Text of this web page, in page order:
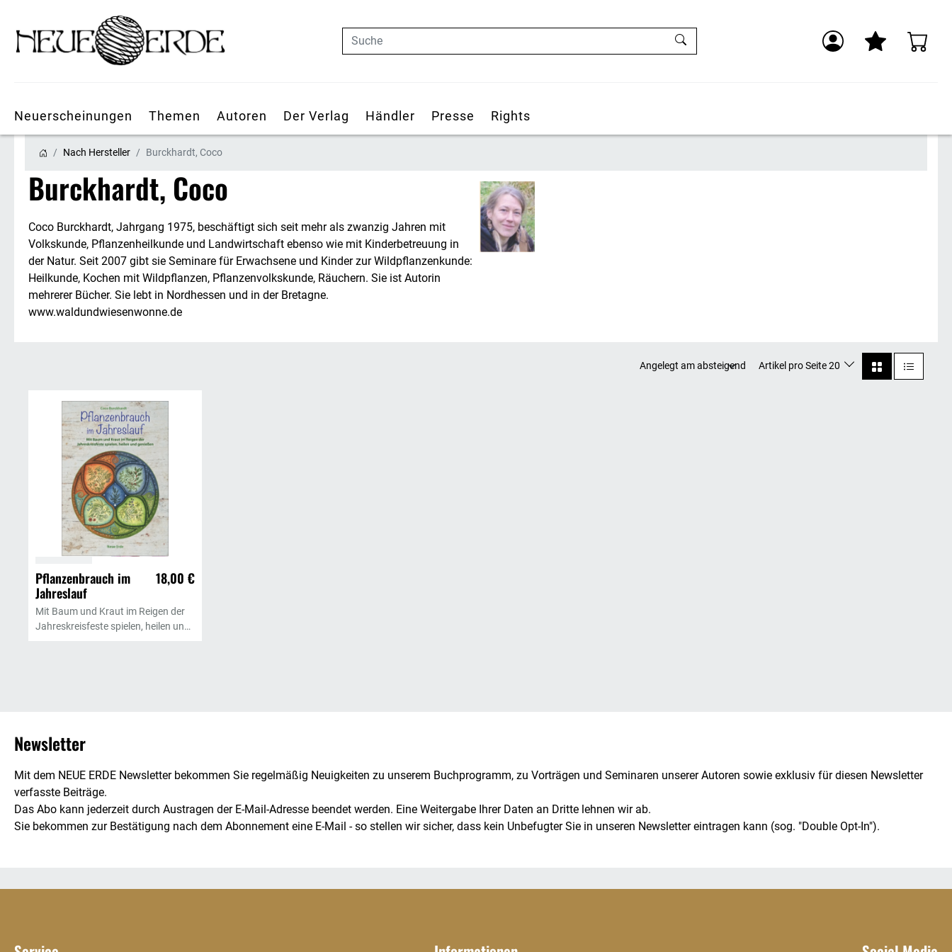
Suche
Neuerscheinungen Themen Autoren Der Verlag Händler Presse Rights
Nach Hersteller Burckhardt, Coco
Burckhardt, Coco
Coco Burckhardt, Jahrgang 1975, beschäftigt sich seit mehr als zwanzig Jahren mit
Volkskunde, Pflanzenheilkunde und Landwirtschaft ebenso wie mit Kinderbetreuung in
der Natur. Seit 2007 gibt sie Seminare für Erwachsene und Kinder zur Wildpflanzenkunde:
Heilkunde, Kochen mit Wildpflanzen, Pflanzenvolkskunde, Räuchern. Sie ist Autorin
mehrerer Bücher. Sie lebt in Nordhessen und in der Bretagne.
www.waldundwiesenwonne.de
Angelegt am absteigend Artikel pro Seite 20
In den Warenkorb
Pflanzenbrauch im
Jahreslauf
18,00 €
Mit Baum und Kraut im Reigen der
Jahreskreisfeste spielen, heilen und
Newsletter
Mit dem NEUE ERDE Newsletter bekommen Sie regelmäßig Neuigkeiten zu unserem Buchprogramm, zu Vorträgen und Seminaren unserer Autoren sowie exklusiv für diesen Newsletter
verfasste Beiträge.
Das Abo kann jederzeit durch Austragen der E-Mail-Adresse beendet werden. Eine Weitergabe Ihrer Daten an Dritte lehnen wir ab.
Sie bekommen zur Bestätigung nach dem Abonnement eine E-Mail - so stellen wir sicher, dass kein Unbefugter Sie in unseren Newsletter eintragen kann (sog. "Double Opt-In").